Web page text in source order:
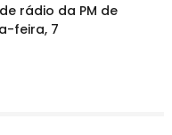
rádio da PM de
feira, 7